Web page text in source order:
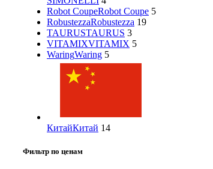
Robot CoupeRobot Coupe 5
RobustezzaRobustezza 19
TAURUSTAURUS 3
VITAMIXVITAMIX 5
WaringWaring 5
КитайКитай 14
Фильтр по ценам